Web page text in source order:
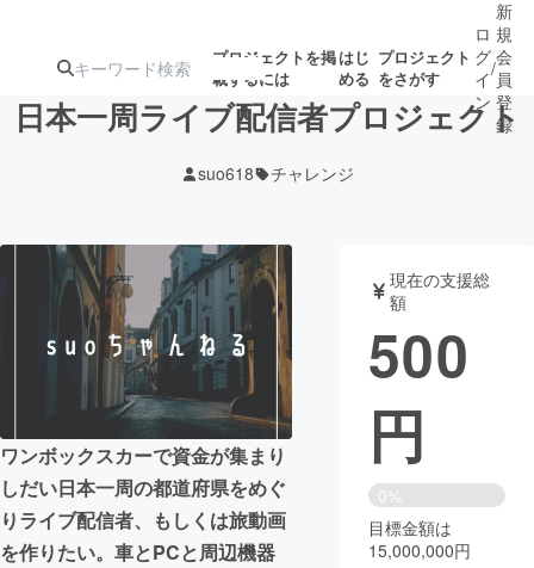
プロジェクトを掲
載するには
はじ
める
プロジェクト
をさがす
アート・写真
テクノロジー・ガジェット ゲーム・サ
映像・映画
ビジネス・起業 チャレンジ
ロ
グ
イ
ン
/
新
規
会
員
登
録
日本一周ライブ配信者プロジェクト
suo618 チャレンジ
ワンボックスカーで資金が集まり
しだい日本一周の都道府県をめぐ
りライブ配信者、もしくは旅動画
を作りたい。車とPCと周辺機器
現在の支援総
額
500
円
0%
目標金額は
15,000,000円